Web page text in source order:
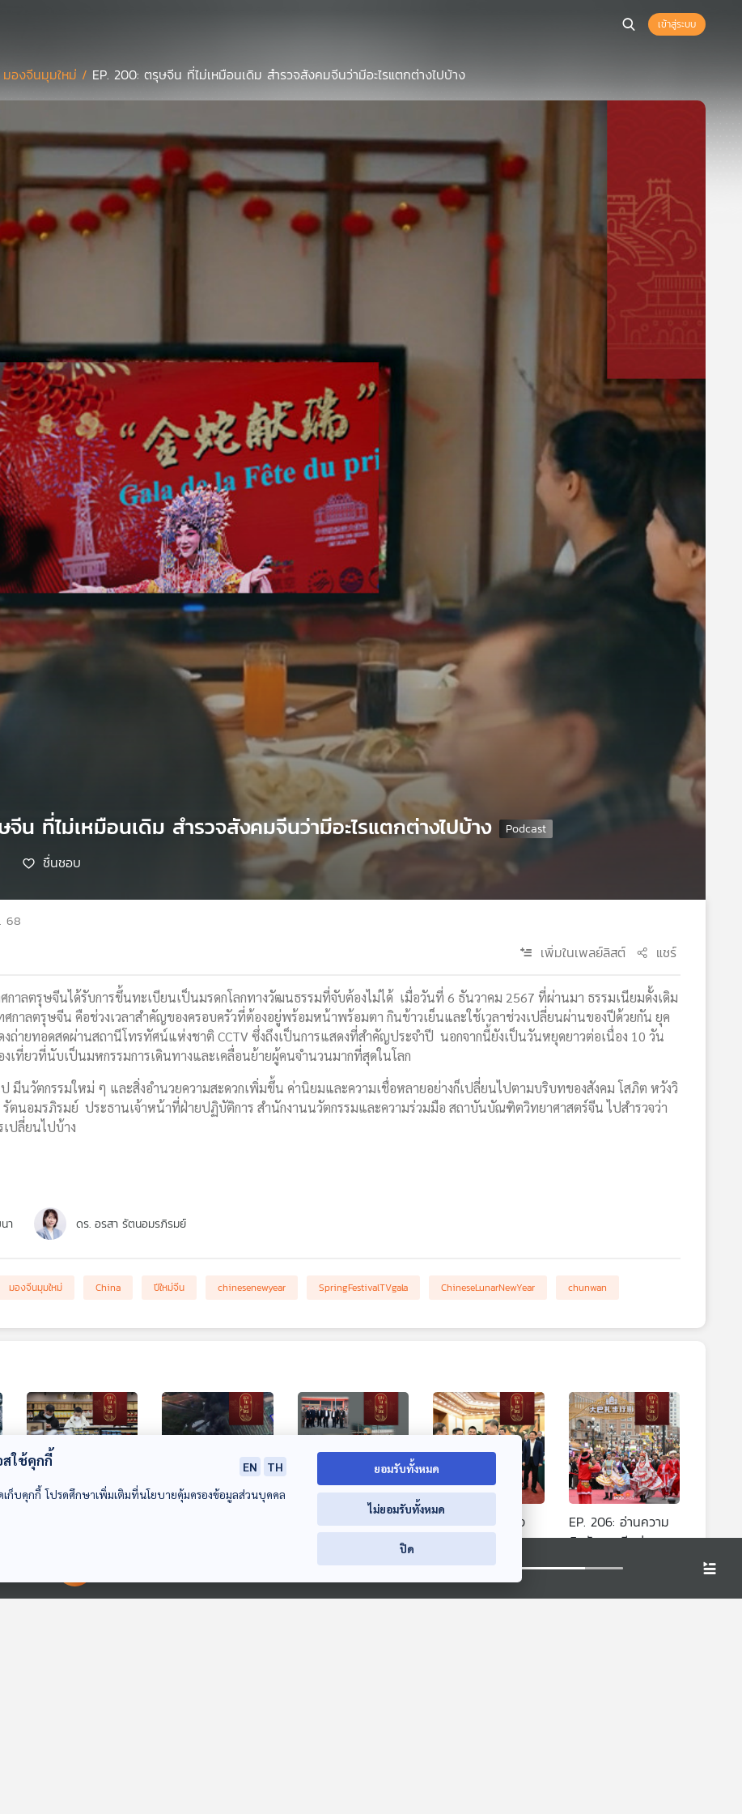
เข้าสู่ระบบ
มองจีนมุมใหม่ / EP. 200: ตรุษจีน ที่ไม่เหมือนเดิม สำรวจสังคมจีนว่ามีอะไรแตกต่างไปบ้าง
น ที่ไม่เหมือนเดิม สำรวจสังคมจีนว่ามีอะไรแตกต่างไปบ้าง
ชื่นชอบ
68
เพิ่มในเพลย์ลิสต์ แชร์
ศกาลตรุษจีนได้รับการขึ้นทะเบียนเป็นมรดกโลกทางวัฒนธรรมที่จับต้องไม่ได้ เมื่อวันที่ 6 ธันวาคม 2567 ที่ผ่านมา ธรรมเนียมดั้งเดิม
กาลตรุษจีน คือช่วงเวลาสำคัญของครอบครัวที่ต้องอยู่พร้อมหน้าพร้อมตา กินข้าวเย็นและใช้เวลาช่วงเปลี่ยนผ่านของปีด้วยกัน ยุค
งถ่ายทอดสดผ่านสถานีโทรทัศน์แห่งชาติ CCTV ซึ่งถึงเป็นการแสดงที่สำคัญประจำปี นอกจากนี้ยังเป็นวันหยุดยาวต่อเนื่อง 10 วัน
งเที่ยวที่นับเป็นมหกรรมการเดินทางและเคลื่อนย้ายผู้คนจำนวนมากที่สุดในโลก
มีนวัตกรรมใหม่ ๆ และสิ่งอำนวยความสะดวกเพิ่มขึ้น ค่านิยมและความเชื่อหลายอย่างก็เปลี่ยนไปตามบริบทของสังคม โสภิต หวังวิ
ตนอมรภิรมย์ ประธานเจ้าหน้าที่ฝ่ายปฏิบัติการ สำนักงานนวัตกรรมและความร่วมมือ สถาบันบัณฑิตวิทยาศาสตร์จีน ไปสำรวจว่า
ปลี่ยนไปบ้าง
า ดร. อรสา รัตนอมรภิรมย์
มองจีนมุมใหม่ China ปีใหม่จีน chinesenewyear SpringFestivalTVgala ChineseLunarNewYear chunwan
จีนสีเทา
EP. 204: เจาะลึก
เบื้องหลังทุนจีนเทาใน
มองจีนมุมใหม่
EP. 205: “ระหว่าง
CEO บริษัทเทคชั้นนำ
หนุนเอกชนจีนเคลื่อน
เศรษฐกิจ
มองจีนมุมใหม่
EP. 206: อ่านความ
คิดรัฐบาลจีนผ่าน
มองจีนมุมใหม่
00:00:00
ใช้คุกกี้ EN
TH
ดเก็บคุกกี้ โปรดศึกษาเพิ่มเติมที่นโยบายคุ้มครองข้อมูลส่วนบุคคล
ยอมรับทั้งหมด
ไม่ยอมรับทั้งหมด
ปิด